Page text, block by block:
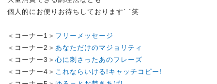
個人的にお便りお待ちしております´ `笑
＜コーナー1＞ フリーメッセージ
＜コーナー2＞ あなただけのマジョリティ
＜コーナー3＞ 心に刺さったあのフレーズ
＜コーナー4＞ これならいける!キャッチコピー!